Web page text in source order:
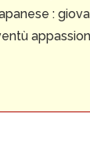
: